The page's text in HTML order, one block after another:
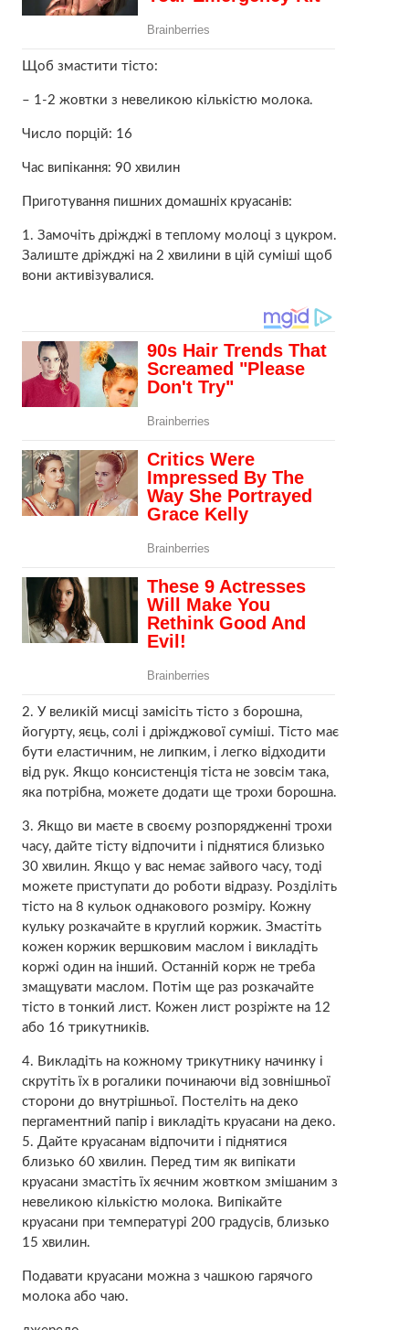
Щоб змастити тісто:
– 1-2 жовтки з невеликою кількістю молока.
Число порцій: 16
Час випікання: 90 хвилин
Приготування пишних домашніх круасанів:
1. Замочіть дріжджі в теплому молоці з цукром.
Залиште дріжджі на 2 хвилини в цій суміші щоб
вони активізувалися.
2. У великій мисці замісіть тісто з борошна,
йогурту, яєць, солі і дріжджової суміші. Тісто має
бути еластичним, не липким, і легко відходити
від рук. Якщо консистенція тіста не зовсім така,
яка потрібна, можете додати ще трохи борошна.
3. Якщо ви маєте в своєму розпорядженні трохи
часу, дайте тісту відпочити і піднятися близько
30 хвилин. Якщо у вас немає зайвого часу, тоді
можете приступати до роботи відразу. Розділіть
тісто на 8 кульок однакового розміру. Кожну
кульку розкачайте в круглий коржик. Змастіть
кожен коржик вершковим маслом і викладіть
коржі один на інший. Останній корж не треба
змащувати маслом. Потім ще раз розкачайте
тісто в тонкий лист. Кожен лист розріжте на 12
або 16 трикутників.
4. Викладіть на кожному трикутнику начинку і
скрутіть їх в рогалики починаючи від зовнішньої
сторони до внутрішньої. Постеліть на деко
пергаментний папір і викладіть круасани на деко.
5. Дайте круасанам відпочити і піднятися
близько 60 хвилин. Перед тим як випікати
круасани змастіть їх яєчним жовтком змішаним з
невеликою кількістю молока. Випікайте
круасани при температурі 200 градусів, близько
15 хвилин.
Подавати круасани можна з чашкою гарячого
молока або чаю.